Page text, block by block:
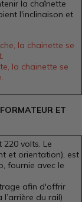
la chaînette
l'inclinaison et
la chainette se
la chainette se
ET
volts. Le
et orientation), est
fournie avec le
afin d'offrir
du rail)